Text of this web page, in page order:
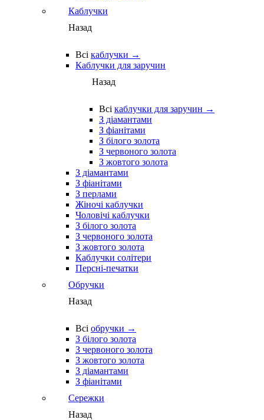
Каблучки
Назад
Всі каблучки →
Каблучки для заручин
Назад
Всі каблучки для заручин →
З діамантами
З фіанітами
З білого золота
З червоного золота
З жовтого золота
З діамантами
З фіанітами
З перлами
Жіночі каблучки
Чоловічі каблучки
З білого золота
З червоного золота
З жовтого золота
Каблучки солітери
Персні-печатки
Обручки
Назад
Всі обручки →
З білого золота
З червоного золота
З жовтого золота
З діамантами
З фіанітами
Сережки
Назад